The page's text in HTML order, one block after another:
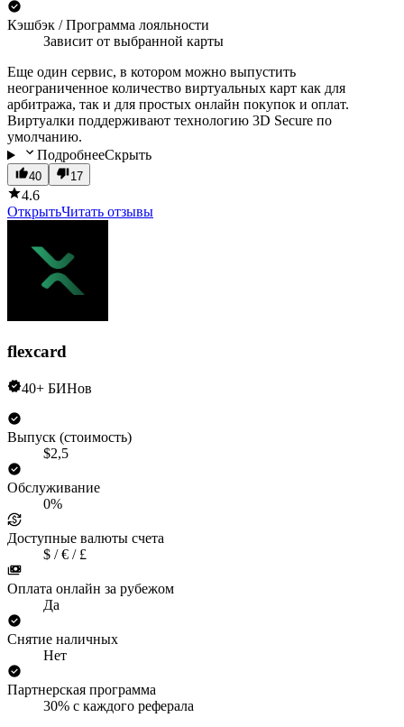
Кэшбэк / Программа лояльности
Зависит от выбранной карты
Еще один сервис, в котором можно выпустить
неограниченное количество виртуальных карт как для
арбитража, так и для простых онлайн покупок и оплат.
Виртуалки поддерживают технологию 3D Secure по
умолчанию.
ПодробнееСкрыть
40 17
4.6
ОткрытьЧитать отзывы
flexcard
40+ БИНов
Выпуск (стоимость)
$2,5
Обслуживание
0%
Доступные валюты счета
$ / € / £
Оплата онлайн за рубежом
Да
Снятие наличных
Нет
Партнерская программа
30% с каждого реферала